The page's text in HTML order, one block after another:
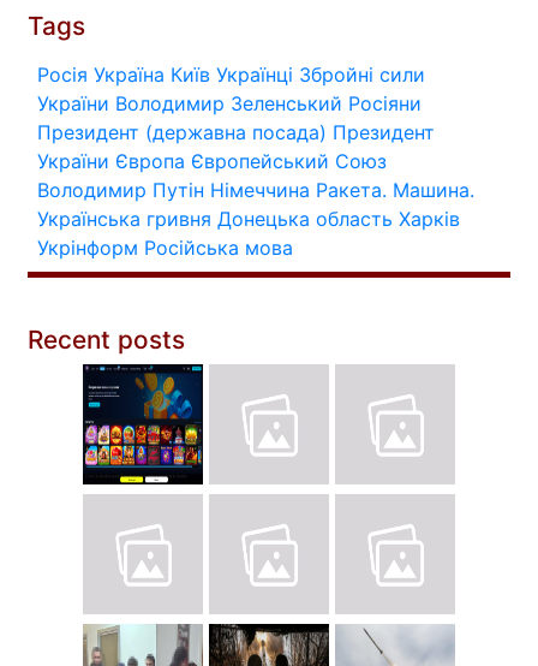
Tags
Росія Україна Київ Українці Збройні сили
України Володимир Зеленський Росіяни
Президент (державна посада) Президент
України Європа Європейський Союз
Володимир Путін Німеччина Ракета. Машина.
Українська гривня Донецька область Харків
Укрінформ Російська мова
Recent posts